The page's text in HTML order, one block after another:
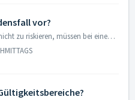
vor?
Um den Versicherungsschutz nicht zu riskieren, müssen bei einem Schadensfall bestimmte Punkte beachtet werden. Wichtig ist, dass der Schaden unverzüglich – ...